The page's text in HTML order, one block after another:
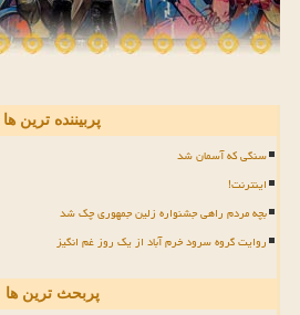
پربیننده ترین ها
سنگی که آسمان شد
اینترنت!
بچه مردم راهی جشنواره زلین جمهوری چک شد
روایت گروه سرود خرم آباد از یک روز غم انگیز
پربحث ترین ها